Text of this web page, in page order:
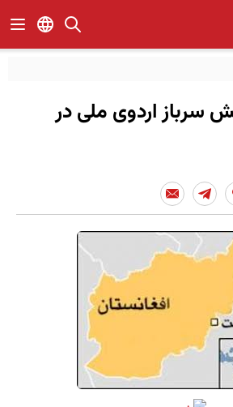
اردوی ملی در